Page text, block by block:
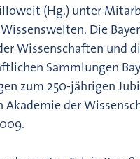
(Hg.) unter
Die
Wissenschaften und
Sammlungen
zum 250-jährigen
Akademie der